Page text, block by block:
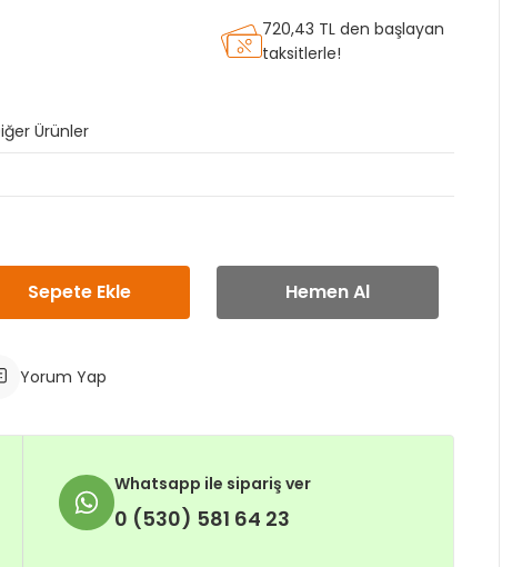
720,43 TL den başlayan
taksitlerle!
Ürünler
Sepete Ekle Hemen Al
Yorum Yap
Whatsapp ile sipariş ver
0 (530) 581 64 23